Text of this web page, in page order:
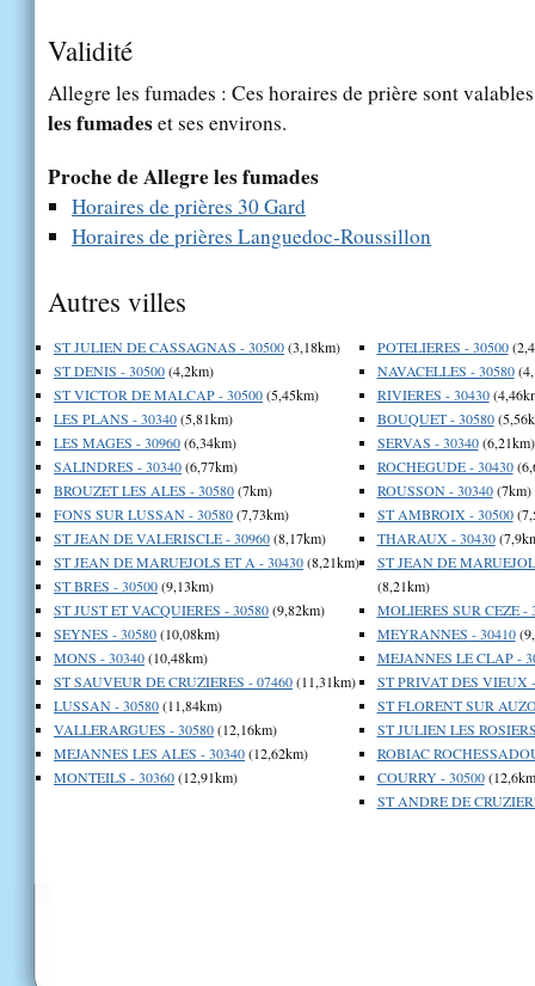
Validité
Allegre les fumades : Ces horaires de prière sont
les fumadeset ses environs.
Proche de Allegre les fumades
Horaires de prières 30 Gard
Horaires de prières Languedoc-Roussillon
Autres villes
ST JULIEN DE CASSAGNAS - 30500(3,18km)
ST DENIS - 30500(4,2km)
ST VICTOR DE MALCAP - 30500(5,45km)
LES PLANS - 30340(5,81km)
LES MAGES - 30960(6,34km)
SALINDRES - 30340(6,77km)
BROUZET LES ALES - 30580(7km)
FONS SUR LUSSAN - 30580(7,73km)
ST JEAN DE VALERISCLE - 30960(8,17km)
ST JEAN DE MARUEJOLS ET A - 30430(8,21km)
ST BRES - 30500(9,13km)
ST JUST ET VACQUIERES - 30580(9,82km)
SEYNES - 30580(10,08km)
MONS - 30340(10,48km)
ST SAUVEUR DE CRUZIERES - 07460(11,31km)
LUSSAN - 30580(11,84km)
VALLERARGUES - 30580(12,16km)
MEJANNES LES ALES - 30340(12,62km)
MONTEILS - 30360(12,91km)
POTELIERES - 30500
NAVACELLES - 30580
RIVIERES - 30430
BOUQUET - 30580
SERVAS - 30340(6,21km)
ROCHEGUDE - 30430
ROUSSON - 30340(7km)
ST AMBROIX - 30500
THARAUX - 30430
ST JEAN DE
(8,21km)
MOLIERES SUR CEZE -
MEYRANNES - 30410
MEJANNES LE CLAP -
ST PRIVAT DES VIEUX
ST FLORENT SUR
ST JULIEN LES
ROBIAC
COURRY - 30500
ST ANDRE DE